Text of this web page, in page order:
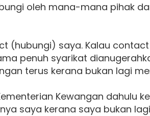
oleh mana-mana pihak
(hubungi) saya. Kalau
penuh syarikat
terus kerana bukan lagi
Kewangan dahulu
saya kerana saya bukan